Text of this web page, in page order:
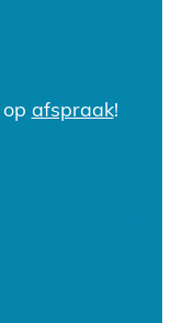
afspraak!
Houthalen-